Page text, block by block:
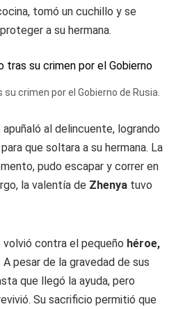
tomó un cuchillo y se
a su hermana.
crimen por el Gobierno de Rusia.
al delincuente, logrando
que soltara a su hermana. La
pudo escapar y correr en
la valentía de Zhenya tuvo
volvió contra el pequeño héroe,
pesar de la gravedad de sus
que llegó la ayuda, pero
Su sacrificio permitió que